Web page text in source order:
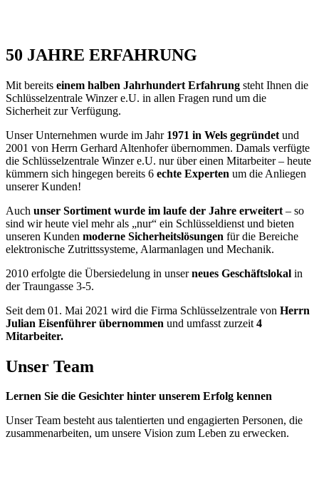
50 JAHRE ERFAHRUNG
Mit bereits einem halben Jahrhundert Erfahrung steht Ihnen die
Schlüsselzentrale Winzer e.U. in allen Fragen rund um die
Sicherheit zur Verfügung.
Unser Unternehmen wurde im Jahr 1971 in Wels gegründet und
2001 von Herrn Gerhard Altenhofer übernommen. Damals verfügte
die Schlüsselzentrale Winzer e.U. nur über einen Mitarbeiter – heute
kümmern sich hingegen bereits 6 echte Experten um die Anliegen
unserer Kunden!
Auch unser Sortiment wurde im laufe der Jahre erweitert – so
sind wir heute viel mehr als „nur“ ein Schlüsseldienst und bieten
unseren Kunden moderne Sicherheitslösungen für die Bereiche
elektronische Zutrittssysteme, Alarmanlagen und Mechanik.
2010 erfolgte die Übersiedelung in unserneues Geschäftslokal in
der Traungasse 3-5.
Seit dem 01. Mai 2021 wird die Firma Schlüsselzentrale von Herrn
Julian Eisenführer übernommen und umfasst zurzeit 4
Mitarbeiter.
Unser Team
Lernen Sie die Gesichter hinter unserem Erfolg kennen
Unser Team besteht aus talentierten und engagierten Personen, die
zusammenarbeiten, um unsere Vision zum Leben zu erwecken.